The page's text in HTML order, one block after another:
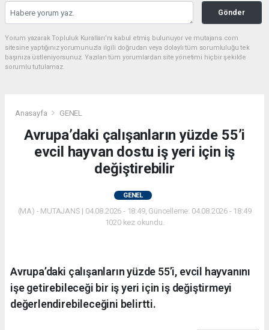
Gönder
Yorum yazarak Topluluk Kuralları’nı kabul etmiş bulunuyor ve mutajans.com
sitesine yaptığınız yorumunuzla ilgili doğrudan veya dolaylı tüm sorumluluğu tek
başınıza üstleniyorsunuz. Yazılan tüm yorumlardan site yönetimi hiçbir şekilde
sorumlu tutulamaz.
Anasayfa GENEL
Avrupa’daki çalışanların yüzde 55’i
evcil hayvan dostu iş yeri için iş
değiştirebilir
GENEL
(MA) - MUTAJANS | 04.08.2026 - 18:49, Güncelleme: 04.08.2026 - 18:49
1020 kez okundu.
Avrupa’daki çalışanların yüzde 55’i, evcil hayvanını
işe getirebileceği bir iş yeri için iş değiştirmeyi
değerlendirebileceğini belirtti.